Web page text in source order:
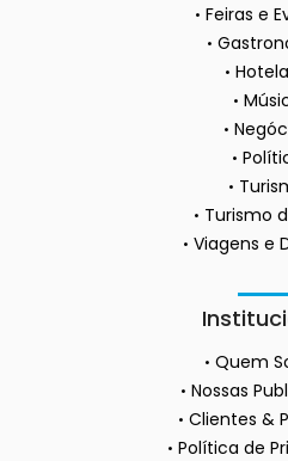
Feiras e
Turismo
Viagens e
Quem
Nossas
Clientes &
Política de